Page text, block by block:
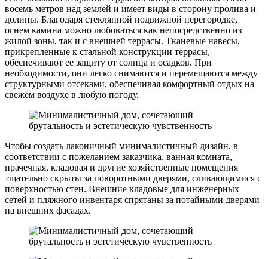
восемь метров над землей и имеет виды в сторону пролива и
долины. Благодаря стеклянной подвижной перегородке,
огнем камина можно любоваться как непосредственно из
жилой зоны, так и с внешней террасы. Тканевые навесы,
прикрепленные к стальной конструкции террасы,
обеспечивают ее защиту от солнца и осадков. При
необходимости, они легко снимаются и перемещаются между
структурными отсеками, обеспечивая комфортный отдых на
свежем воздухе в любую погоду.
Чтобы создать лаконичный минималистичный дизайн, в
соответствии с пожеланием заказчика, ванная комната,
прачечная, кладовая и другие хозяйственные помещения
тщательно скрыты за поворотными дверями, сливающимися с
поверхностью стен. Внешние кладовые для инженерных
сетей и пляжного инвентаря спрятаны за потайными дверями
на внешних фасадах.